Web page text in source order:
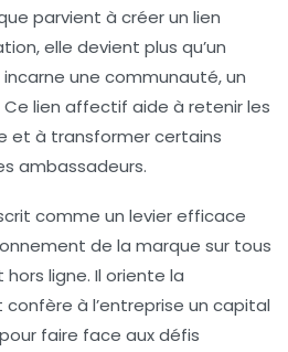
parvient à créer un lien
elle devient plus qu’un
une communauté, un
Ce lien affectif aide à retenir les
et à transformer certains
ambassadeurs.
comme un levier efficace
de la marque sur tous
ligne. Il oriente la
à l’entreprise un capital
faire face aux défis